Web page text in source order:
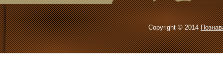
Copyright © 2014